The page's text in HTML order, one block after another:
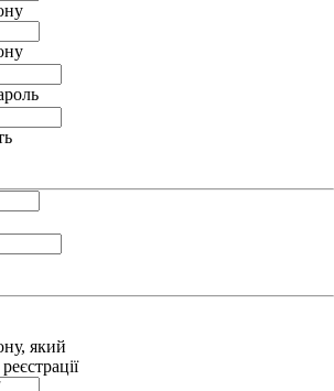
який